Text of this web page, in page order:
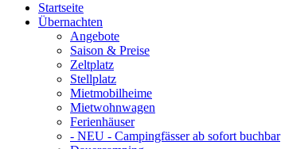
Startseite
Übernachten
Angebote
Saison & Preise
Zeltplatz
Stellplatz
Mietmobilheime
Mietwohnwagen
Ferienhäuser
- NEU - Campingfässer ab sofort buchbar